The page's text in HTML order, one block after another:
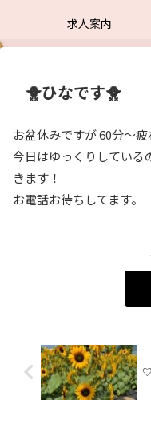
求人案内
🐥ひなです🐥
お盆休みですが 60分〜
今日はゆっくりしている
きます！
お電話お待ちしてます。